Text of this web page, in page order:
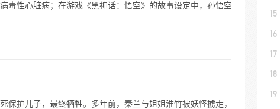
毒性心脏病；在游戏《黑神话：悟空》的故事设定中，孙悟空
保护儿子，最终牺牲。多年前，秦兰与姐姐淮竹被妖怪掳走，
15
16
17
18
19